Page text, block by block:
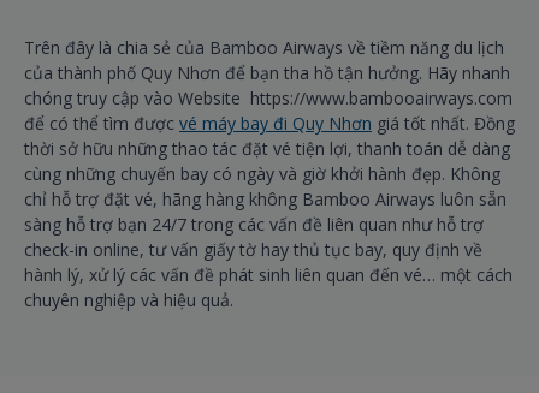
Trên đây là chia sẻ của Bamboo Airways về tiềm năng du lịch
của thành phố Quy Nhơn để bạn tha hồ tận hưởng. Hãy nhanh
chóng truy cập vào Website https://www.bambooairways.com
để có thể tìm được vé máy bay đi Quy Nhơn giá tốt nhất. Đồng
thời sở hữu những thao tác đặt vé tiện lợi, thanh toán dễ dàng
cùng những chuyến bay có ngày và giờ khởi hành đẹp. Không
chỉ hỗ trợ đặt vé, hãng hàng không Bamboo Airways luôn sẵn
sàng hỗ trợ bạn 24/7 trong các vấn đề liên quan như hỗ trợ
check-in online, tư vấn giấy tờ hay thủ tục bay, quy định về
hành lý, xử lý các vấn đề phát sinh liên quan đến vé… một cách
chuyên nghiệp và hiệu quả.